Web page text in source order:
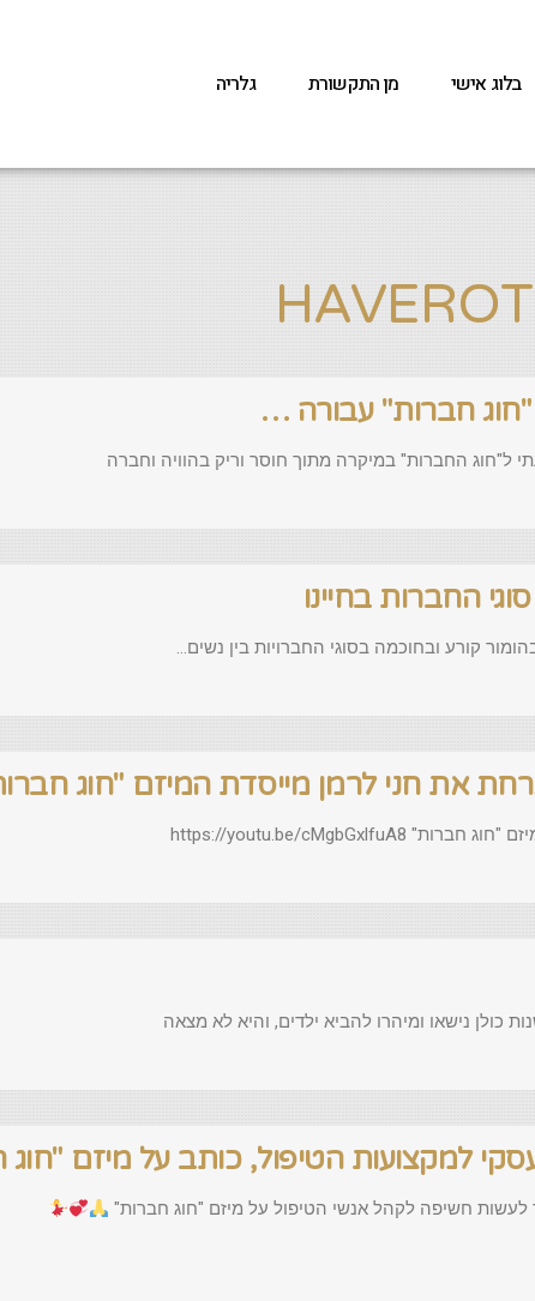
בלוג אישי מן התקשורת גלריה
חברות" עבורה …
ל"חוג החברות" במיקרה מתוך חוסר וריק בהוויה וחברה
החברות בחיינו
קורע ובחוכמה בסוגי החברויות בין נשים…
למקצועות הטיפול, כותב על מיזם "חוג
חשיפה לקהל אנשי הטיפול על מיזם "חוג חברות"